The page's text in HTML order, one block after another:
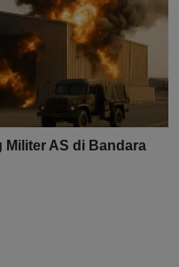
Militer AS di Bandara